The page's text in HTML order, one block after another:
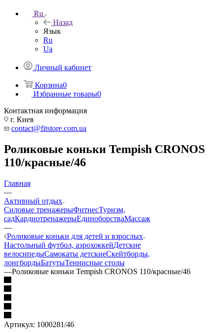
Ru
Назад
Язык
Ru
Ua
Личный кабинет
Корзина0
Избранные товары0
Контактная информация
г. Киев
contact@fitstore.com.ua
Роликовые коньки Tempish CRONOS
110/красные/46
Главная
—
Активный отдых
Силовые тренажерыФитнесТуризм,
садКардиотренажерыЕдиноборстваМассаж
—
Роликовые коньки для детей и взрослых
Настольный футбол, аэрохоккейДетские
велосипедыСамокаты детскиеСкейтборды,
лонгбордыБатутыТеннисные столы
—Роликовые коньки Tempish CRONOS 110/красные/46
Артикул: 1000281/46